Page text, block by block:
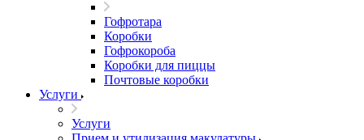
Гофротара
Коробки
Гофрокороба
Коробки для пиццы
Почтовые коробки
Услуги
Услуги